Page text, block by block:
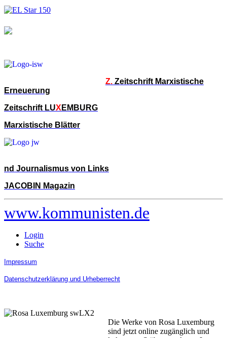
Z. Zeitschrift Marxistische
Erneuerung
Zeitschrift LUX EMBURG
Marxistische Blätter
nd Journalismus von Links
JACOBIN Magazin
www.kommunisten.de
Login
Suche
Impressum
Datenschutzerklärung und Urheberrecht
Die Werke von Rosa Luxemburg
sind jetzt online zugänglich und